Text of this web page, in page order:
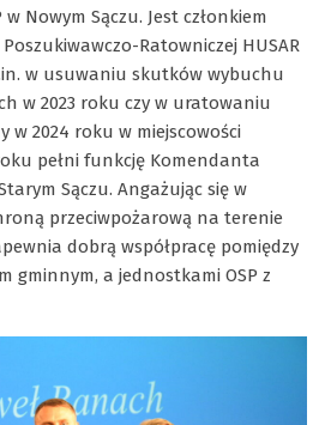
w Nowym Sączu. Jest członkiem
Ratowniczej HUSAR
w usuwaniu skutków wybuchu
w 2023 roku czy w uratowaniu
w 2024 roku w miejscowości
pełni funkcję Komendanta
Sączu. Angażując się w
przeciwpożarową na terenie
dobrą współpracę pomiędzy
gminnym, a jednostkami OSP z